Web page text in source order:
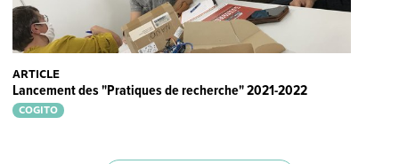
ARTICLE
Lancement des "Pratiques de recherche" 2021-2022
COGITO